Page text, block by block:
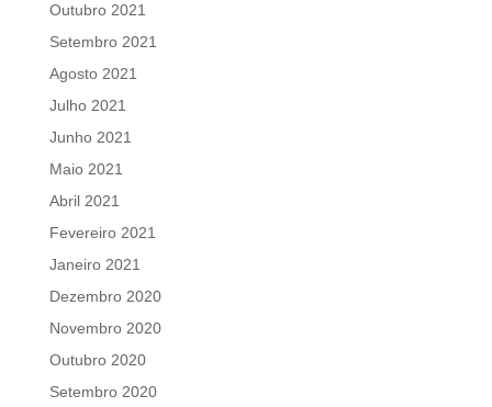
Outubro 2021
Setembro 2021
Agosto 2021
Julho 2021
Junho 2021
Maio 2021
Abril 2021
Fevereiro 2021
Janeiro 2021
Dezembro 2020
Novembro 2020
Outubro 2020
Setembro 2020